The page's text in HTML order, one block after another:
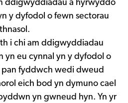
ddigwyddiadau a hyrwyddo
y dyfodol o fewn sectorau
i chi am ddigwyddiadau
yn eu cynnal yn y dyfodol o
pan fyddwch wedi dweud
eich bod yn dymuno cael
yn gwneud hyn. Yn yr